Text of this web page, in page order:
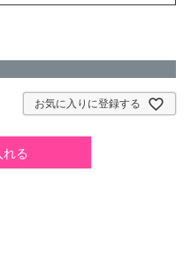
お気に入りに登録する
る